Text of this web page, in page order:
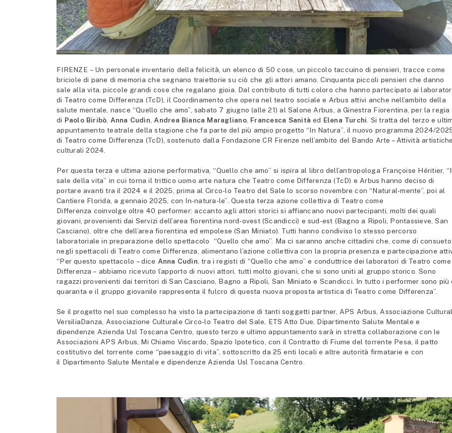
FIRENZE – Un personale inventario della felicità, un elenco di 50 cose, un piccolo taccuino di pensieri, tracce come
briciole di pane di memoria che segnano traiettorie su ciò che gli attori amano. Cinquanta piccoli pensieri che danno
sale alla vita, piccole grandi cose che regalano gioia. Dal contributo di tutti coloro che hanno partecipato ai
di Teatro come Differenza (TcD), il Coordinamento che opera nel teatro sociale e Arbus attivi anche nell’ambito della
salute mentale, nasce “Quello che amo”, sabato 7 giugno (alle 21) al Salone Arbus, a Ginestra Fiorentina, per la regia
di Paolo Biribò Anna Cudìn Andrea Bianca Maragliano, Francesca Sanità ed Elena Turchi . Si tratta del terzo e
appuntamento teatrale della stagione che fa parte del più ampio progetto “In Natura”, il nuovo programma 2024/
di Teatro come Differenza (TcD), sostenuto dalla Fondazione CR Firenze nell’ambito del Bando Arte – Attività
culturali 2024.
Per questa terza e ultima azione performativa, “Quello che amo” si ispira al libro dell’antropologa Françoise Héritier,
sale della vita” in cui torna il trittico uomo arte natura che Teatro come Differenza (TcD) e Arbus hanno deciso di
portare avanti tra il 2024 e il 2025, prima al Circo-lo Teatro del Sale lo scorso novembre con “Natural-mente”, poi al
Cantiere Florida, a gennaio 2025, con In-natura-le”. Questa terza azione collettiva di Teatro come
Differenza coinvolge oltre 40 performer: accanto agli attori storici si affiancano nuovi partecipanti, molti dei quali
giovani, provenienti dai Servizi dell’area fiorentina nord-ovest (Scandicci) e sud-est (Bagno a Ripoli, Pontassieve, San
Casciano), oltre che dell’area fiorentina ed empolese (San Miniato). Tutti hanno condiviso lo stesso percorso
laboratoriale in preparazione dello spettacolo “Quello che amo”. Ma ci saranno anche cittadini che, come di consueto
negli spettacoli di Teatro come Differenza, alimentano l’azione collettiva con la propria presenza e partecipazione
“Per questo spettacolo – dice Anna Cudìn , tra i registi di “Quello che amo” e conduttrice dei laboratori di Teatro come
Differenza – abbiamo ricevuto l’apporto di nuovi attori, tutti molto giovani, che si sono uniti al gruppo storico. Sono
ragazzi provenienti dai territori di San Casciano, Bagno a Ripoli, San Miniato e Scandicci. In tutto i performer sono più
quaranta e il gruppo giovanile rappresenta il fulcro di questa nuova proposta artistica di Teatro come Differenza”.
Se il progetto nel suo complesso ha visto la partecipazione di tanti soggetti partner, APS Arbus, Associazione
VersiliaDanza, Associazione Culturale Circo-lo Teatro del Sale, ETS Atto Due, Dipartimento Salute Mentale e
dipendenze Azienda Usl Toscana Centro, questo terzo e ultimo appuntamento sarà in stretta collaborazione con le
Associazioni APS Arbus, Mi Chiamo Viscardo, Spazio Ipotetico, con il Contratto di Fiume del torrente Pesa, il patto
costitutivo del torrente come “paesaggio di vita”, sottoscritto da 25 enti locali e altre autorità firmatarie e con
il Dipartimento Salute Mentale e dipendenze Azienda Usl Toscana Centro.